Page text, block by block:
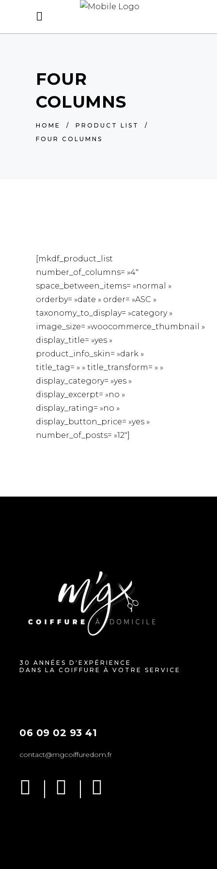
FOUR
COLUMNS
HOME / PRODUCT LIST
/
FOUR COLUMNS
[mkdf_product_list
number_of_columns= »4″
space_between_items= »normal »
orderby= »date » order= »ASC »
taxonomy_to_display= »category »
image_size= »woocommerce_thumbnail »
display_title= »yes »
product_info_skin= »dark »
title_tag= » » title_transform= » »
display_category= »yes »
display_excerpt= »no »
display_rating= »no »
display_button_price= »yes »
number_of_posts= »12″]
30 ANNÉES D'EXPÉRIENCE
DANS LA COIFFURE À VOTRE SERVICE
06 09 02 93 41
contact@mgcoiffuredom.fr